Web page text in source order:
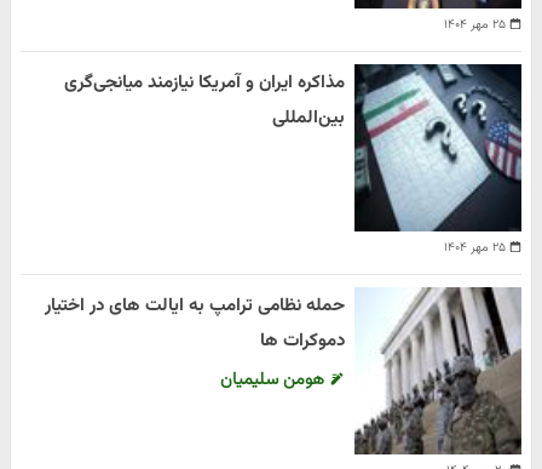
۲۵ مهر ۱۴۰۴
۲۵ مهر ۱۴۰۴
مذاکره ایران و آمریکا نیازمند میانجی‌گری
بین‌المللی
حمله نظامی ترامپ به ایالت های در اختیار
دموکرات ها
هومن سلیمیان